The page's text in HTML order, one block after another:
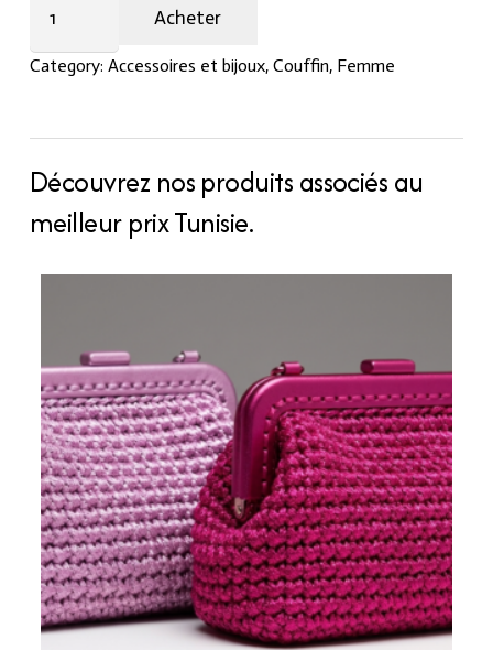
jeans
avec
motifs
trompé
doré
quantity
Acheter
Category: Accessoires et bijoux, Couffin, Femme
Découvrez nos produits associés au
meilleur prix Tunisie.